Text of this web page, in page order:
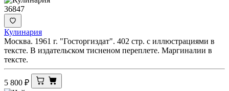
36847
Кулинария
Москва. 1961 г. "Госторгиздат". 402 стр. с иллюстрациями в
тексте. В издательском тисненом переплете. Маргиналии в
тексте.
5 800 ₽